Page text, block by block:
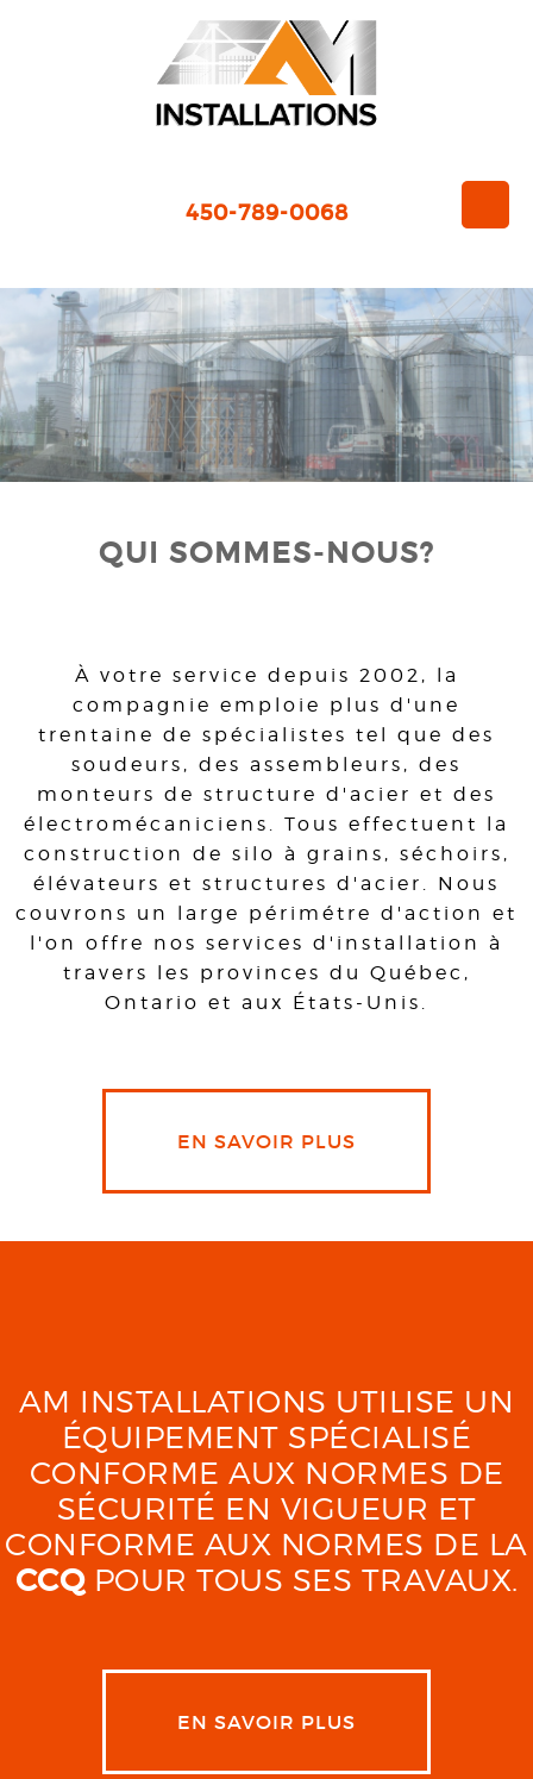
450-789-0068
QUI SOMMES-NOUS?
À votre service depuis 2002, la
compagnie emploie plus d'une
trentaine de spécialistes tel que des
soudeurs, des assembleurs, des
monteurs de structure d'acier et des
électromécaniciens. Tous effectuent la
construction de silo à grains, séchoirs,
élévateurs et structures d'acier. Nous
couvrons un large périmétre d'action et
l'on offre nos services d'installation à
travers les provinces du Québec,
Ontario et aux États-Unis.
EN SAVOIR PLUS
AM INSTALLATIONS UTILISE UN
ÉQUIPEMENT SPÉCIALISÉ
CONFORME AUX NORMES DE
SÉCURITÉ EN VIGUEUR ET
CONFORME AUX NORMES DE LA
CCQPOUR TOUS SES TRAVAUX.
EN SAVOIR PLUS